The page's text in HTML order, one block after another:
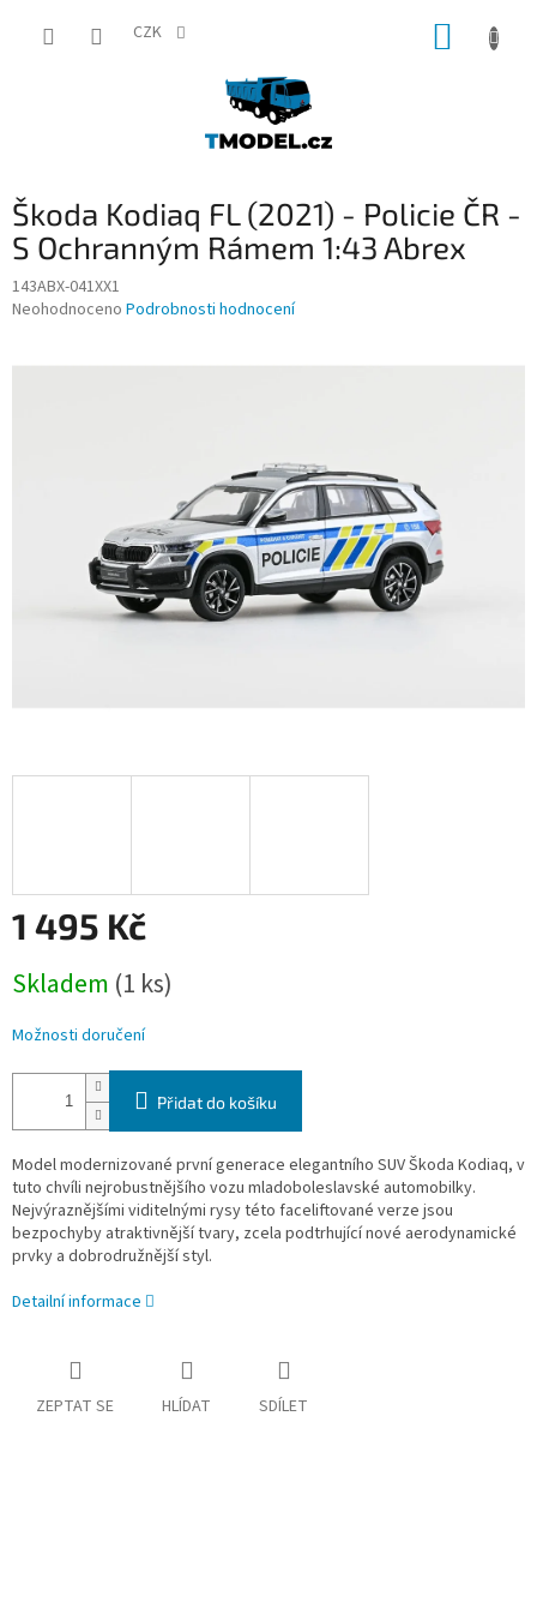
CZK
Škoda Kodiaq FL (2021) - Policie ČR -
S Ochranným Rámem 1:43 Abrex
143ABX-041XX1
Průměrné
Neohodnoceno Podrobnosti hodnocení
1 495 Kč
cena:
Skladem (1 ks)
Možnosti doručení
Přidat do košíku
Model modernizované první generace elegantního SUV Škoda Kodiaq, v
tuto chvíli nejrobustnějšího vozu mladoboleslavské automobilky.
Nejvýraznějšími viditelnými rysy této faceliftované verze jsou
bezpochyby atraktivnější tvary, zcela podtrhující nové aerodynamické
prvky a dobrodružnější styl.
Detailní informace
ZEPTAT SE HLÍDAT SDÍLET